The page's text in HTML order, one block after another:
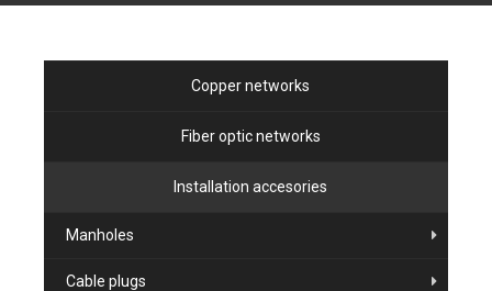
Copper networks
Fiber optic networks
Installation accesories
Manholes
Cable plugs